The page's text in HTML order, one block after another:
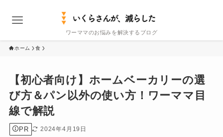
ワーママのお悩みを解決するブログ
ホーム 食
【初心者向け】ホームベーカリーの選
び方＆パン以外の使い方！ワーママ目
線で解説
PR 2024年4月19日